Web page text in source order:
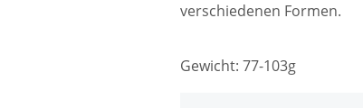
verschiedenen Formen.
Gewicht: 77-103g